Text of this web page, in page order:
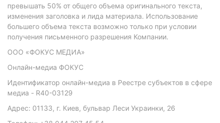
превышать 50% от общего объема оригинального текста,
изменения заголовка и лида материала. Использование
большего объема текста возможно только при условии
получения письменного разрешения Компании.
ООО «ФОКУС МЕДИА»
Онлайн-медиа ФОКУС
Идентификатор онлайн-медиа в Реестре субъектов в сфере
медиа - R40-03129
Адрес: 01133, г. Киев, бульвар Леси Украинки, 26